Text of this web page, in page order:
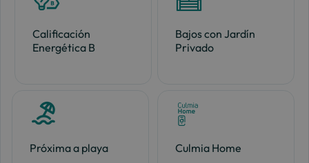
Calificación
Energética B
Bajos con Jardín
Privado
Próxima a playa Culmia Home